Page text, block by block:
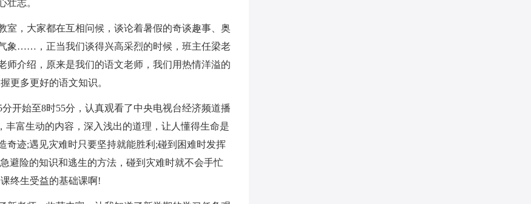
壮志。
室，大家都在互相问候，谈论着暑假的奇谈趣事、奥
象……，正当我们谈得兴高采烈的时候，班主任梁老
师介绍，原来是我们的语文老师，我们用热情洋溢的
更多更好的语文知识。
开始至8时55分，认真观看了中央电视台经济频道播
丰富生动的内容，深入浅出的道理，让人懂得生命是
奇迹;遇见灾难时只要坚持就能胜利;碰到困难时发挥
避险的知识和逃生的方法，碰到灾难时就不会手忙
终生受益的基础课啊!